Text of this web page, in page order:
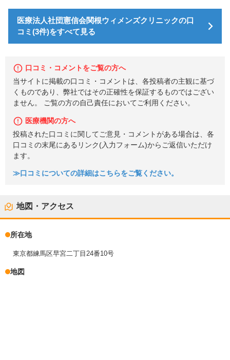
医療法人社団憲信会関根ウィメンズクリニックの口
コミ(3件)をすべて見る
口コミ・コメントをご覧の方へ
当サイトに掲載の口コミ・コメントは、各投稿者の主観に基づ
くものであり、弊社ではその正確性を保証するものではござい
ません。 ご覧の方の自己責任においてご利用ください。
医療機関の方へ
投稿された口コミに関してご意見・コメントがある場合は、各
口コミの末尾にあるリンク(入力フォーム)からご返信いただけ
ます。
≫口コミについての詳細はこちらをご覧ください。
地図・アクセス
所在地
東京都練馬区早宮二丁目24番10号
地図